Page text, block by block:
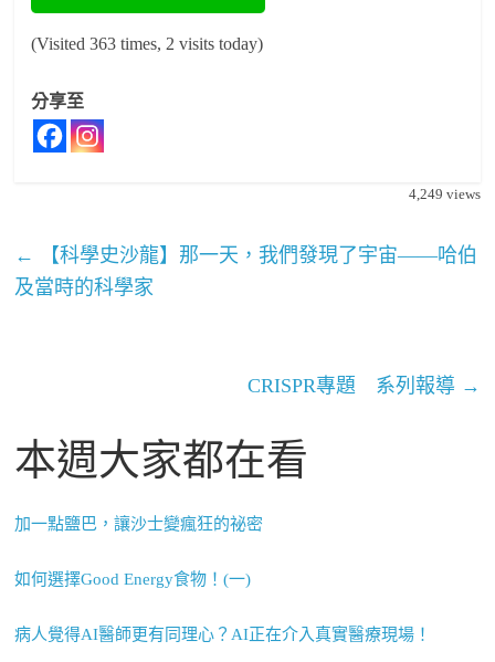
(Visited 363 times, 2 visits today)
分享至
4,249 views
←
【科學史沙龍】那一天，我們發現了宇宙——哈伯
及當時的科學家
CRISPR專題 系列報導 →
本週大家都在看
加一點鹽巴，讓沙士變瘋狂的祕密
如何選擇Good Energy食物！(一)
病人覺得AI醫師更有同理心？AI正在介入真實醫療現場！